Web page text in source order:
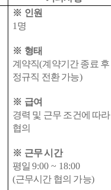
※ 인원
1 명
※ 형태
계약직(계약기간 종료 후
정규직 전환 가능)
※ 급여
경력 및 근무 조건에 따라
협의
※ 근무 시간
평일9:00 ~ 18:00
(근무시간 협의 가능)